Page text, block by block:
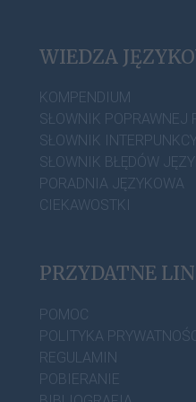
WIEDZA
KOMPENDIUM
SŁOWNIK POPRAWNEJ
SŁOWNIK
SŁOWNIK BŁĘDÓW
PORADNIA JĘZYKOWA
CIEKAWOSTKI
PRZYDATNE
POMOC
POLITYKA
REGULAMIN
POBIERANIE